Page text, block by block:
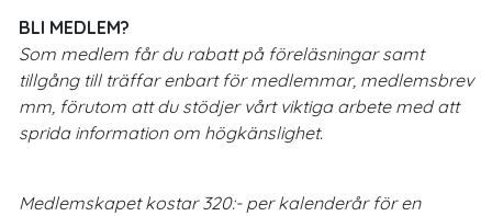
BLI MEDLEM?
Som medlem får du rabatt på föreläsningar samt
tillgång till träffar enbart för medlemmar, medlemsbrev
mm, förutom att du stödjer vårt viktiga arbete med att
sprida information om högkänslighet.
Medlemskapet kostar 320:- per kalenderår för en